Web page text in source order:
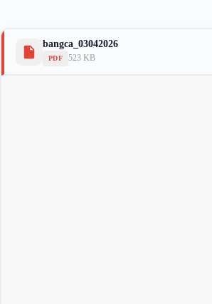
bangca_03042026
PDF 523 KB